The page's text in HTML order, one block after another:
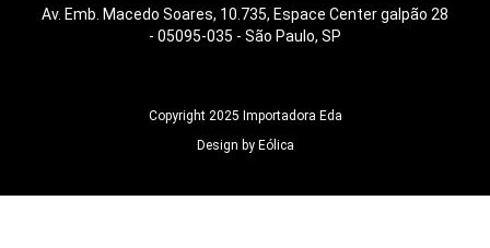
Av. Emb. Macedo Soares, 10.735, Espace Center galpão 28
- 05095-035 - São Paulo, SP
Copyright 2025 Importadora Eda
Design by Eólica